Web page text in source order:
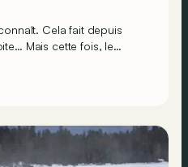
Cela fait depuis
Mais cette fois, le
a dans le viseur ! Alors,